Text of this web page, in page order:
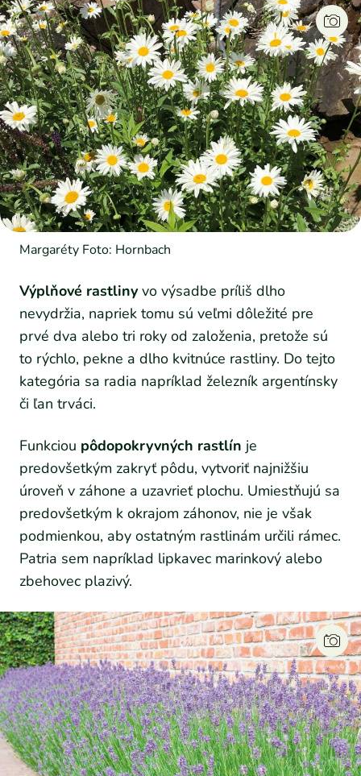
Margaréty Foto: Hornbach
Výplňové rastliny vo výsadbe príliš dlho
nevydržia, napriek tomu sú veľmi dôležité pre
prvé dva alebo tri roky od založenia, pretože sú
to rýchlo, pekne a dlho kvitnúce rastliny. Do tejto
kategória sa radia napríklad železník argentínsky
či ľan trváci.
Funkciou pôdopokryvných rastlín je
predovšetkým zakryť pôdu, vytvoriť najnižšiu
úroveň v záhone a uzavrieť plochu. Umiestňujú sa
predovšetkým k okrajom záhonov, nie je však
podmienkou, aby ostatným rastlinám určili rámec.
Patria sem napríklad lipkavec marinkový alebo
zbehovec plazivý.